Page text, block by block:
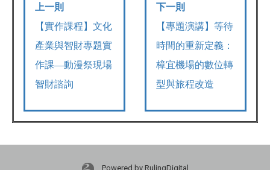
上一則
【實作課程】文化
產業與智財專題實
作課—動漫祭現場
智財諮詢
下一則
【專題演講】等待
時間的重新定義：
樟宜機場的數位轉
型與旅程改造
Powered by RulingDigital